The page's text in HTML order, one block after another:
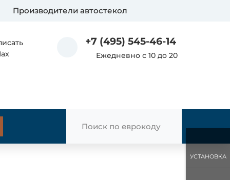
Производители автостекол
+7 (495) 545-46-14
Ежедневно с 10 до 20
УСТАНОВКА